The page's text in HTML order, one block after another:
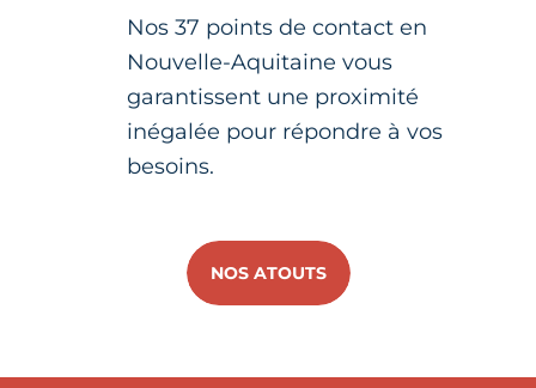
Nos 37 points de contact en
Nouvelle-Aquitaine vous
garantissent une proximité
inégalée pour répondre à vos
besoins.
NOS ATOUTS